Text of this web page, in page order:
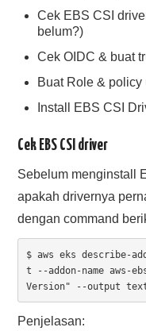
Cek EBS CSI
belum?)
Cek OIDC & buat
Buat Role &
Install EBS CSI
Cek EBS CSI driver
Sebelum menginstall
apakah drivernya
dengan command
$ aws eks describe-
t --addon-name aws-
Version" --output
Penjelasan: